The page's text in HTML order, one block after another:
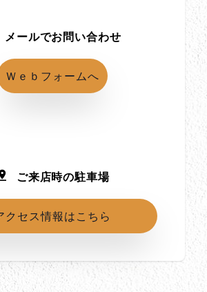
メールでお問い合わせ
Ｗｅｂフォームへ
ご来店時の駐車場
クセス情報はこちら